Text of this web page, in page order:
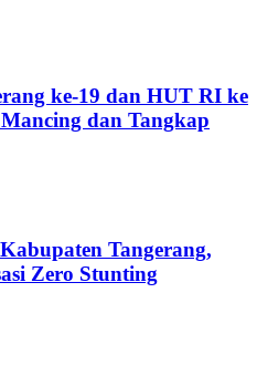
ke-19 dan HUT RI ke
dan Tangkap
Tangerang,
Zero Stunting